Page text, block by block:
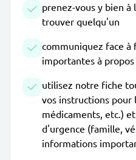
prenez-vous y bien
trouver quelqu'un
communiquez face à
importantes à
utilisez notre fiche
vos instructions pour
médicaments, etc.)
d'urgence (famille,
informations